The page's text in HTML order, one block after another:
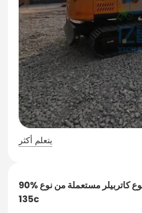
يتعلم أكثر
90% حفارة جديدة من نوع كاتربيلر مستعملة من نوع Sany
135c